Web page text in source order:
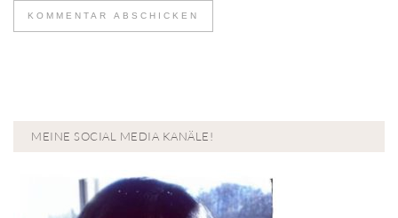
MEINE SOCIAL MEDIA KANÄLE!